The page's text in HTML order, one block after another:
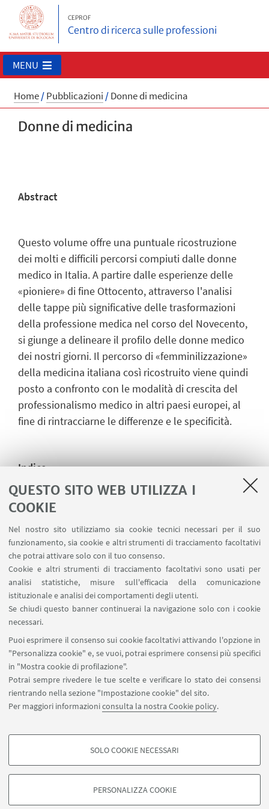
QUESTO SITO WEB UTILIZZA I
COOKIE
Nel nostro sito utilizziamo sia cookie tecnici necessari per il suo
funzionamento, sia cookie e altri strumenti di tracciamento facoltativi
che potrai attivare solo con il tuo consenso.
Cookie e altri strumenti di tracciamento facoltativi sono usati per
analisi statistiche, misure sull'efficacia della comunicazione
istituzionale e analisi dei comportamenti degli utenti.
Se chiudi questo banner continuerai la navigazione solo con i cookie
necessari.
Puoi esprimere il consenso sui cookie facoltativi attivando l'opzione in
"Personalizza cookie" e, se vuoi, potrai esprimere consensi più specifici
in "Mostra cookie di profilazione".
Potrai sempre rivedere le tue scelte e verificare lo stato dei consensi
rientrando nella sezione "Impostazione cookie" del sito.
Per maggiori informazioniconsulta la nostra Cookie policy.
COOKIE DI PROFILAZIONE - FACOLTATIVI
degli utenti, creare profili in base al loro comportamento sul sito, per analisi
di marketing.
SOLO COOKIE NECESSARI
PERSONALIZZA COOKIE
CEPROF
Centro di ricerca sulle professioni
MENU
Home/Pubblicazioni /Donne di medicina
Donne di medicina
Abstract
Questo volume offre una puntuale ricostruzione
dei molti e difficili percorsi compiuti dalle donne
medico in Italia. A partire dalle esperienze delle
«pioniere» di fine Ottocento, attraverso l'analisi
delle tappe più significative delle trasformazioni
della professione medica nel corso del Novecento,
si giunge a delineare il profilo delle donne medico
dei nostri giorni. Il percorso di «femminilizzazione»
della medicina italiana così ricostruito viene quindi
posto a confronto con le modalità di crescita del
professionalismo medico in altri paesi europei, al
fine di rintracciarne le differenze e le specificità.
Indice
1. Dall'esclusione all'inclusione: tesi ed ipotesi
2. Le medichesse in epoca liberale
3. Dottoresse d'Italia e stato fascista (di Roberto
Giunlianelli)
4. Le donne e la medicina negli anni della
Repubblica
5. Le professioniste del duemila (di Micol Bronzini e
Elena Spina)
6. Uno sguardo comparativo
Conclusioni